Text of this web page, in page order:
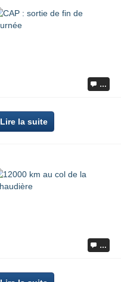
…
Lire la suite
…